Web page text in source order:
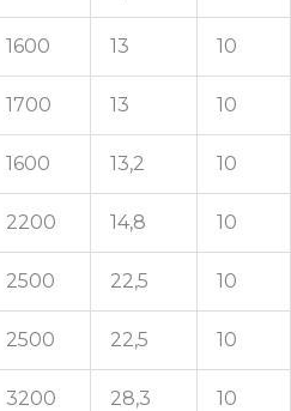
1600 13 10
1700 13 10
1600 13,2 10
2200 14,8 10
2500 22,5 10
2500 22,5 10
3200 28,3 10